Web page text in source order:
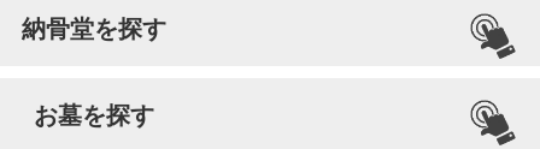
納骨堂を探す
お墓を探す